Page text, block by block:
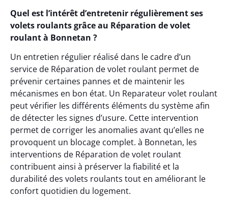
Quel est l’intérêt d’entretenir régulièrement ses
volets roulants grâce au Réparation de volet
roulant à Bonnetan ?
Un entretien régulier réalisé dans le cadre d’un
service de Réparation de volet roulant permet de
prévenir certaines pannes et de maintenir les
mécanismes en bon état. Un Reparateur volet roulant
peut vérifier les différents éléments du système afin
de détecter les signes d’usure. Cette intervention
permet de corriger les anomalies avant qu’elles ne
provoquent un blocage complet. à Bonnetan, les
interventions de Réparation de volet roulant
contribuent ainsi à préserver la fiabilité et la
durabilité des volets roulants tout en améliorant le
confort quotidien du logement.